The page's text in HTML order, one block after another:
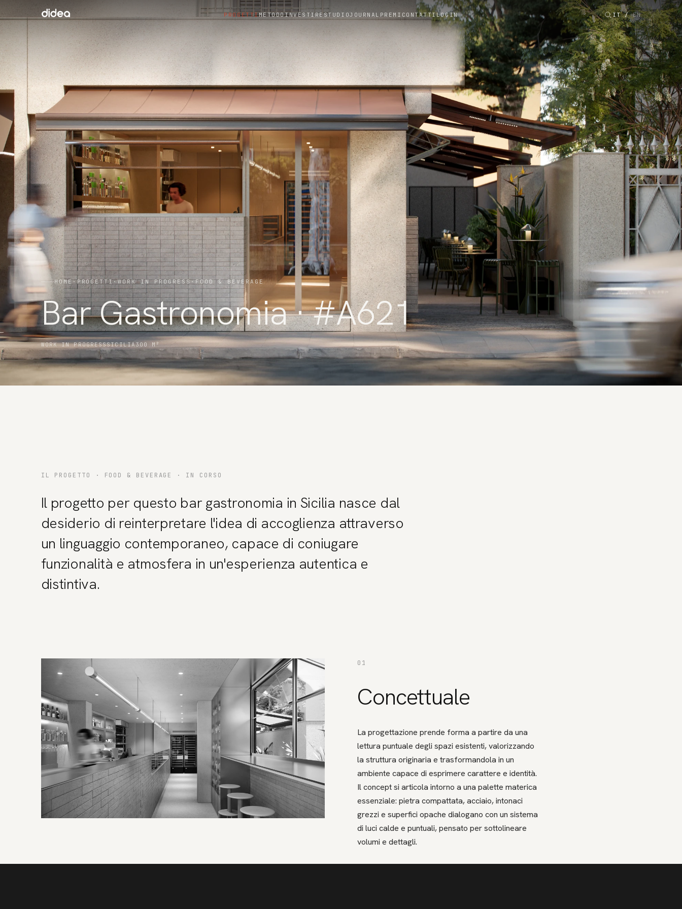
PROGETTIMETODOINVESTIRESTUDIOJOURNAL PREMI CONTATTILOGIN IT/EN
HOME·PROGETTI·WORK IN PROGRESS·FOOD & BEVERAGE
Bar Gastronomia · #A621
WORK IN PROGRESSSICILIA300 M²
IL PROGETTO · FOOD & BEVERAGE · IN CORSO
Il progetto per questo bar gastronomia in Sicilia nasce dal
desiderio di reinterpretare l'idea di accoglienza attraverso
un linguaggio contemporaneo, capace di coniugare
funzionalità e atmosfera in un'esperienza autentica e
distintiva.
01
Concettuale
La progettazione prende forma a partire da una
lettura puntuale degli spazi esistenti, valorizzando
la struttura originaria e trasformandola in un
ambiente capace di esprimere carattere e identità.
Il concept si articola intorno a una palette materica
essenziale: pietra compattata, acciaio, intonaci
grezzi e superfici opache dialogano con un sistema
di luci calde e puntuali, pensato per sottolineare
volumi e dettagli.